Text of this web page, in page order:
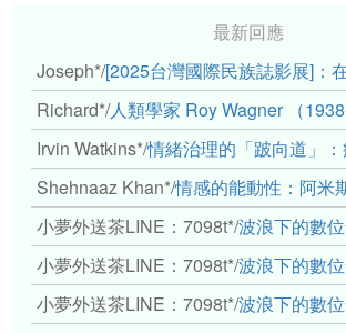
最新回應
Joseph*/[2025台灣國際民族誌影展]：在基礎設施的
Richard*/人類學家 Roy Wagner （
Irvin Watkins*/情緒治理的「跛向道」：疾病與文
Shehnaaz Khan*/情感的能動性：阿米斯音樂
小夢外送茶LINE：7098t*/波浪下的數
小夢外送茶LINE：7098t*/波浪下的數
小夢外送茶LINE：7098t*/波浪下的數